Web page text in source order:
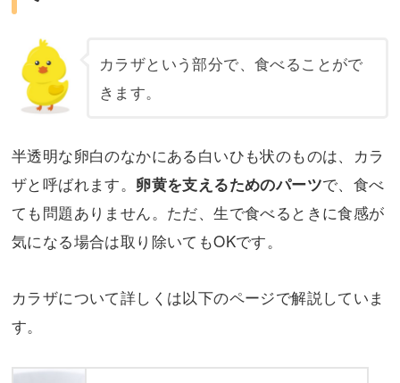
カラザという部分で、食べることがで
きます。
半透明な卵白のなかにある白いひも状のものは、カラ
ザと呼ばれます。 卵黄を支えるためのパーツで、食べ
ても問題ありません。ただ、生で食べるときに食感が
気になる場合は取り除いてもOKです。
カラザについて詳しくは以下のページで解説していま
す。